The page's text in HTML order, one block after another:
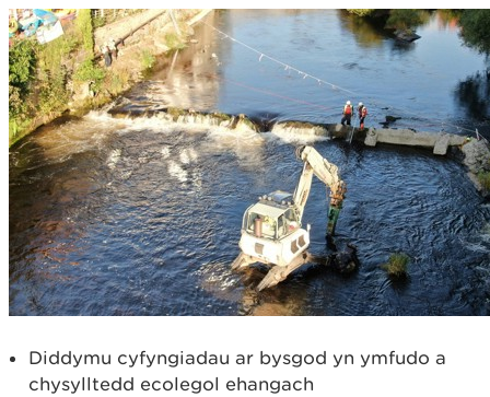
Diddymu cyfyngiadau ar bysgod yn ymfudo a
chysylltedd ecolegol ehangach